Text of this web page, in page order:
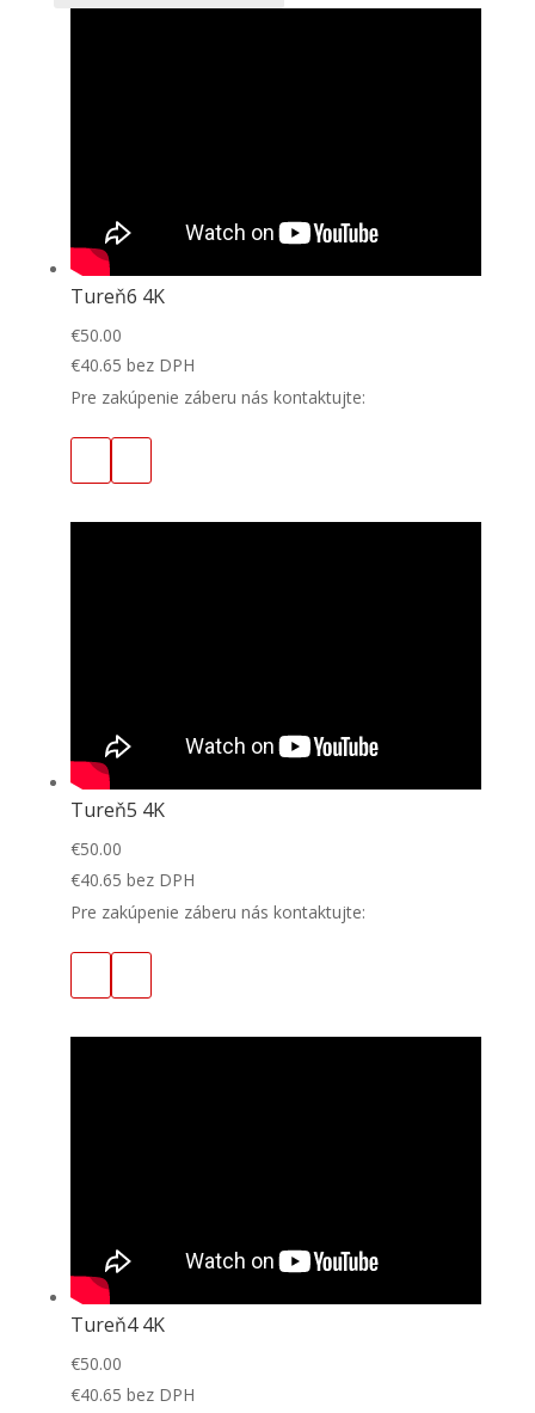
Tureň6 4K
€50.00
€40.65 bez DPH
Pre zakúpenie záberu nás kontaktujte:
Tureň5 4K
€50.00
€40.65 bez DPH
Pre zakúpenie záberu nás kontaktujte:
Tureň4 4K
€50.00
€40.65 bez DPH